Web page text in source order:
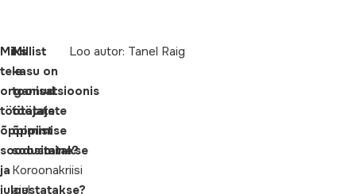
Miks
teie
organisatsioonis
töötajate
õppimist
soodustatakse
ja
julgustatakse?
Millist
kasu on
toonud
töötajate
õppimise
soosimine?
Koroonakriisi
ajal
Loo autor: Tanel Raig